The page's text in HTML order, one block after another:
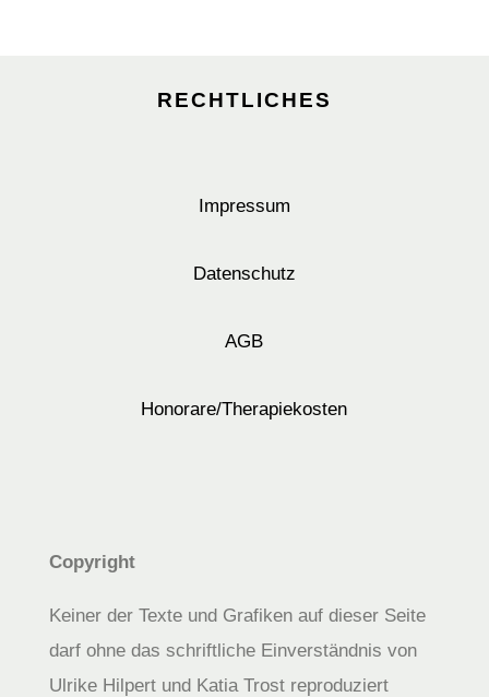
RECHTLICHES
Impressum
Datenschutz
AGB
Honorare/Therapiekosten
Copyright
Keiner der Texte und Grafiken auf dieser Seite
darf ohne das schriftliche Einverständnis von
Ulrike Hilpert und Katia Trost reproduziert